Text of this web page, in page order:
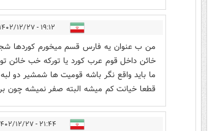
۱۹:۱۲ - ۱۴۰۲/۱۲/۲۷
من ب عنوان یه فارس قسم میخورم کوردها
خائن داخل قوم عرب کورد یا تورکه خب خائن
ما باید واقع نگر باشه قومیت ها شمشیر دو
قطعا خیانت کم میشه البته صفر نمیشه چون
۲۱:۴۴ - ۱۴۰۲/۱۲/۲۷